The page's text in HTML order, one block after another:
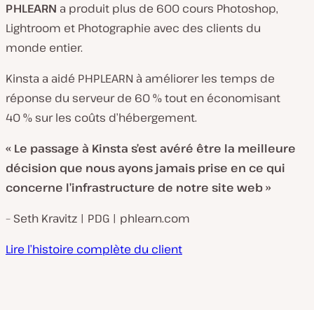
PHLEARN a produit plus de 600 cours Photoshop,
Lightroom et Photographie avec des clients du
monde entier.
Kinsta a aidé PHPLEARN à améliorer les temps de
réponse du serveur de 60 % tout en économisant
40 % sur les coûts d’hébergement.
« Le passage à Kinsta s’est avéré être la meilleure
décision que nous ayons jamais prise en ce qui
concerne l’infrastructure de notre site web »
– Seth Kravitz | PDG | phlearn.com
Lire l’histoire complète du client